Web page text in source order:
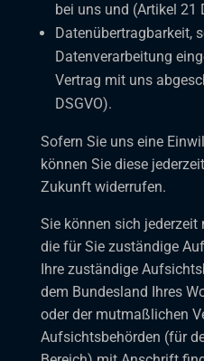
bei uns und (Artikel 21
Datenübertragbarkeit,
Datenverarbeitung
Vertrag mit uns
DSGVO).
Sofern Sie uns eine
können Sie diese
Zukunft widerrufen.
Sie können sich jederzeit
die für Sie zuständige
Ihre zuständige
dem Bundesland Ihres
oder der mutmaßlichen
Aufsichtsbehörden (für